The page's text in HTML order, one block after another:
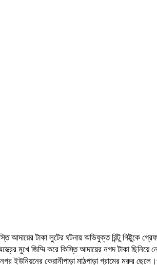
আদায়ের টাকা লুটের ঘটনায় অভিযুক্ত রিন্টু
মুখে জিম্মি করে কিস্তি আদায়ের নগদ টাকা ছিনিয়ে
কেরানীপাড়া মাঠপাড়া গ্রামের মরুর